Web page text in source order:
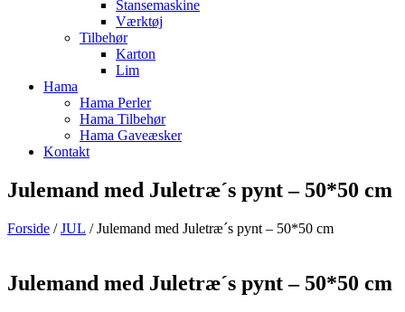
Stansemaskine
Værktøj
Tilbehør
Karton
Lim
Hama
Hama Perler
Hama Tilbehør
Hama Gaveæsker
Kontakt
Julemand med Juletræ´s pynt – 50*50 cm
Forside /JUL / Julemand med Juletræ´s pynt – 50*50 cm
Julemand med Juletræ´s pynt – 50*50 cm